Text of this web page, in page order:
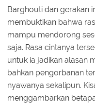
Barghouti dan gerakan
membuktikan bahwa
mampu mendorong
saja. Rasa cintanya
untuk ia jadikan alasan
bahkan pengorbanan
nyawanya sekalipun.
menggambarkan